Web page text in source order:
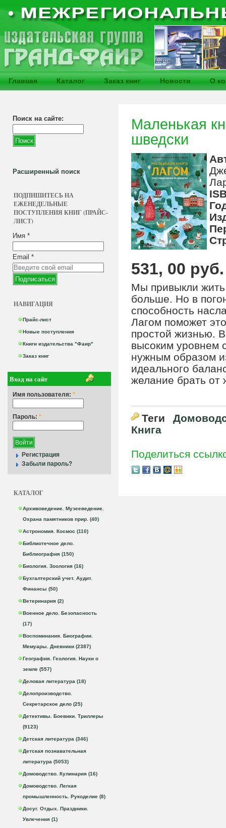
Главная Каталог Заказ книг Новости О
Поиск на сайте:
Расширенный поиск
ПОДПИШИТЕСЬ НА
ЕЖЕНЕДЕЛЬНЫЕ
ПОСТУПЛЕНИЯ КНИГ (ПРАЙС-
ЛИСТ)
Имя *
Email *
НАВИГАЦИЯ
Прайс-лист
Новые поступления
Книги издательства "Фаир"
Заказ книг
Вход на сайт
Имя пользователя: *
Пароль: *
Регистрация
Забыли пароль?
КАТАЛОГ
Архивоведение. Музееведение.
Охрана памятников прир. (40)
Астрономия. Космос (110)
Библиотечное дело.
Библиография (150)
Биология. Зоология (16)
Бухгалтерский учет. Аудит.
Финансы (50)
Ветеринария (2)
Военное дело. Безопасность
(17)
Воспоминания. Биографии.
Мемуары. Дневники (2387)
География. Геология. Науки о
земле (557)
Деловая литература (18)
Делопроизводство.
Секретарское дело (25)
Детективы. Боевики. Триллеры
(9123)
Детская литература (346)
Детская познавательная
литература (5053)
Домоводство. Кулинария (16)
Домоводство. Легкая
промышленность. Рукоделие (8)
Досуг. Отдых. Праздники.
Увлечения (1)
Маленькая
шведски
531, 00 руб.
Мы привыкли жить
больше. Но в
способность
Лагом поможет
простой жизнью.
высоким уровнем
нужным образом
идеального
желание брать от
Теги
Книга
Поделиться